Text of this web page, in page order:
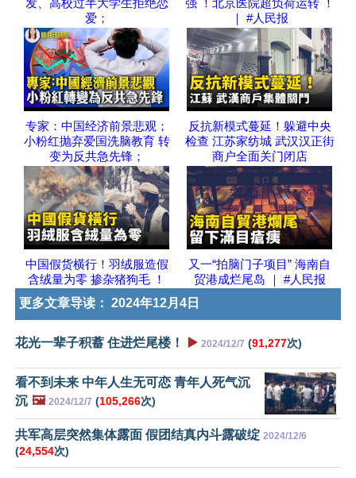
发、高校过半大学生拒绝恋
爱；
强 ！北京医院超负荷运转 ！
｜ #人民报
专家：中国经济前景悲观；
小粉红抛弃爱国洗脑教育 转
变为反共急先锋；
反抗新模式蔓延！躲避中央
检查 江苏家纺城 武汉汉正街
商户全面关门闭店
中国假货横行！羽绒服造假
含绒量为零 掺杂猪狗毛 ！
又一“拍脑门子项目” 海南自
贸港成烂尾岛 ｜ #人民报
更多文章导读： 2024年12月4日
花光一辈子积蓄 住进烂尾楼！ ▶️ 2024/12/7 (91,277次)
看不到未来 中年人生无可恋 青年人死气沉
沉 🖼️ 2024/12/7 (105,266次)
共军高层突然集体露面 假团结真内斗露破绽 2024/12/6
(24,554次)